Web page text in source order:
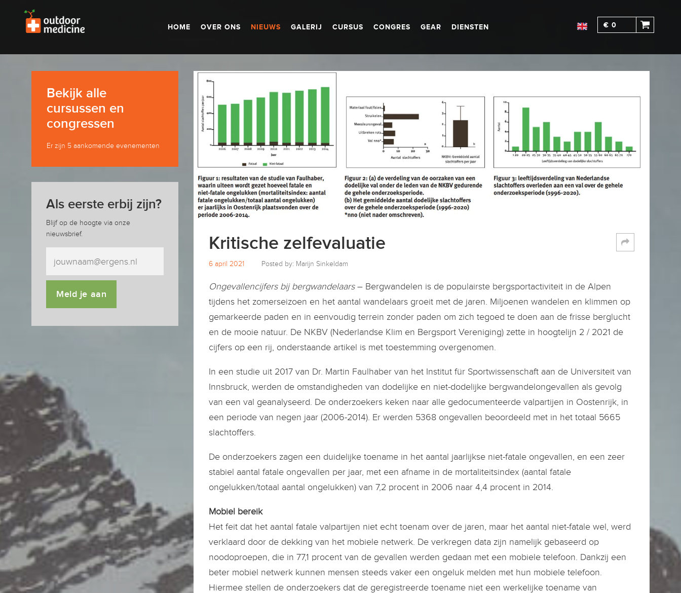
HOME OVER ONS NIEUWS GALERIJ CURSUS CONGRES GEAR DIENSTEN € 0
Bekijk alle
cursussen en
congressen
Er zijn 5 aankomende evenementen
Als eerste erbij zijn?
Blijf op de hoogte via onze
nieuwsbrief.
Meld je aan
Kritische zelfevaluatie
6 april 2021 Posted by: Marijn Sinkeldam
Ongevallencijfers bij bergwandelaars– Bergwandelen is de populairste bergsportactiviteit in de Alpen
tijdens het zomerseizoen en het aantal wandelaars groeit met de jaren. Miljoenen wandelen en klimmen op
gemarkeerde paden en in eenvoudig terrein zonder paden om zich tegoed te doen aan de frisse berglucht
en de mooie natuur. De NKBV (Nederlandse Klim en Bergsport Vereniging) zette in hoogtelijn 2 / 2021 de
cijfers op een rij, onderstaande artikel is met toestemming overgenomen.
In een studie uit 2017 van Dr. Martin Faulhaber van het Institut für Sportwissenschaft aan de Universiteit van
Innsbruck, werden de omstandigheden van dodelijke en niet-dodelijke bergwandelongevallen als gevolg
van een val geanalyseerd. De onderzoekers keken naar alle gedocumenteerde valpartijen in Oostenrijk, in
een periode van negen jaar (2006-2014). Er werden 5368 ongevallen beoordeeld met in het totaal 5665
slachtoffers.
De onderzoekers zagen een duidelijke toename in het aantal jaarlijkse niet-fatale ongevallen, en een zeer
stabiel aantal fatale ongevallen per jaar, met een afname in de mortaliteitsindex (aantal fatale
ongelukken/totaal aantal ongelukken) van 7,2 procent in 2006 naar 4,4 procent in 2014.
Mobiel bereik
Het feit dat het aantal fatale valpartijen niet echt toenam over de jaren, maar het aantal niet-fatale wel, werd
verklaard door de dekking van het mobiele netwerk. De verkregen data zijn namelijk gebaseerd op
noodoproepen, die in 77,1 procent van de gevallen werden gedaan met een mobiele telefoon. Dankzij een
beter mobiel netwerk kunnen mensen steeds vaker een ongeluk melden met hun mobiele telefoon.
Hiermee stellen de onderzoekers dat de geregistreerde toename niet een werkelijke toename van